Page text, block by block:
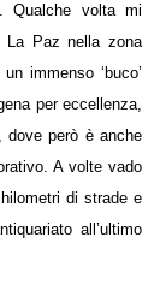
Qualche volta mi
La Paz nella zona
immenso ‘buco’
per eccellenza,
dove però è anche
A volte vado
di strade e
all’ultimo